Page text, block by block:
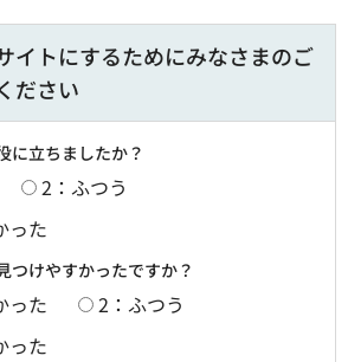
イトにするためにみなさまのご
ださい
に立ちましたか？
2：ふつう
った
つけやすかったですか？
った
2：ふつう
った